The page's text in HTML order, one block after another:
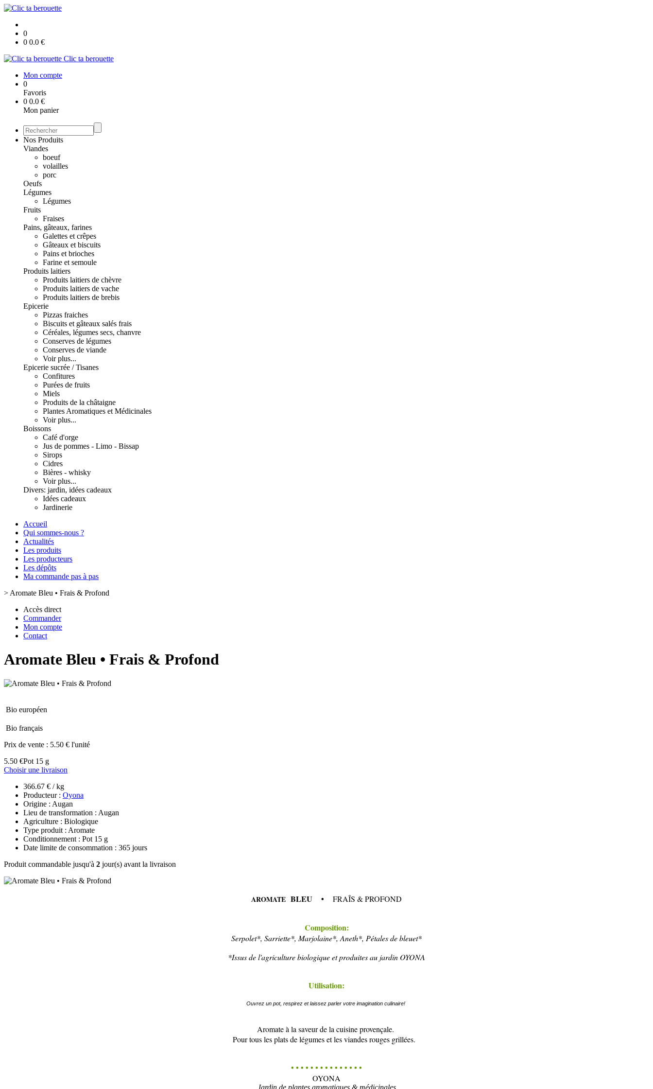
0
0 0.0 €
Clic ta berouette
Mon compte
0
Favoris
0 0.0 €
Mon panier
Nos Produits
Viandes
boeuf
volailles
porc
Oeufs
Légumes
Légumes
Fruits
Fraises
Pains, gâteaux, farines
Galettes et crêpes
Gâteaux et biscuits
Pains et brioches
Farine et semoule
Produits laitiers
Produits laitiers de chèvre
Produits laitiers de vache
Produits laitiers de brebis
Epicerie
Pizzas fraiches
Biscuits et gâteaux salés frais
Céréales, légumes secs, chanvre
Conserves de légumes
Conserves de viande
Voir plus...
Epicerie sucrée / Tisanes
Confitures
Purées de fruits
Miels
Produits de la châtaigne
Plantes Aromatiques et Médicinales
Voir plus...
Boissons
Café d'orge
Jus de pommes - Limo - Bissap
Sirops
Cidres
Bières - whisky
Voir plus...
Divers: jardin, idées cadeaux
Idées cadeaux
Jardinerie
Accueil
Qui sommes-nous ?
Actualités
Les produits
Les producteurs
Les dépôts
Ma commande pas à pas
> Aromate Bleu • Frais & Profond
Accès direct
Commander
Mon compte
Contact
Aromate Bleu • Frais & Profond
Bio européen
Bio français
Prix de vente : 5.50 € l'unité
5.50 €Pot 15 g
Choisir une livraison
366.67 € / kg
Producteur : Oyona
Origine : Augan
Lieu de transformation : Augan
Agriculture : Biologique
Type produit : Aromate
Conditionnement : Pot 15 g
Date limite de consommation : 365 jours
Produit commandable jusqu'à 2 jour(s) avant la livraison
AROMATE BLEU • FRAÎS & PROFOND
Composition:
Serpolet*, Sarriette*, Marjolaine*, Aneth*, Pétales de bleuet*
*Issus de l'agriculture biologique et produites au jardin OYONA
Utilisation:
Ouvrez un pot, respirez et laissez parler votre imagination culinaire!
Aromate à la saveur de la cuisine provençale.
Pour tous les plats de légumes et les viandes rouges grillées.
• • • • • • • • • • • • • • •
OYONA
Jardin de plantes aromatiques & médicinales